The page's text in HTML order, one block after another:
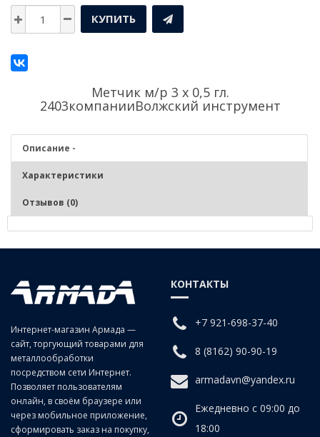
КУПИТЬ
Метчик м/р 3 х 0,5 гл.
2403компанииВолжский инструмент
Описание -
Характеристики
Отзывов (0)
Нарезание и калибрование метрической внутренней резьбы в
заготовках изделиях из чугунов, сталей средней и низкой
твердости, цветных сплавов.
Для глухих отверстий.
Интернет-магазин Армада —
сайт, торгующий товарами для
металлообработки
посредством сети Интернет.
Позволяет пользователям
онлайн, в своём браузере или
через мобильное приложение,
сформировать заказ на покупку,
КОНТАКТЫ
+7 921-698-37-40
8 (8162) 90-90-19
armadavn@yandex.ru
Ежедневно с 09:00 до
18:00